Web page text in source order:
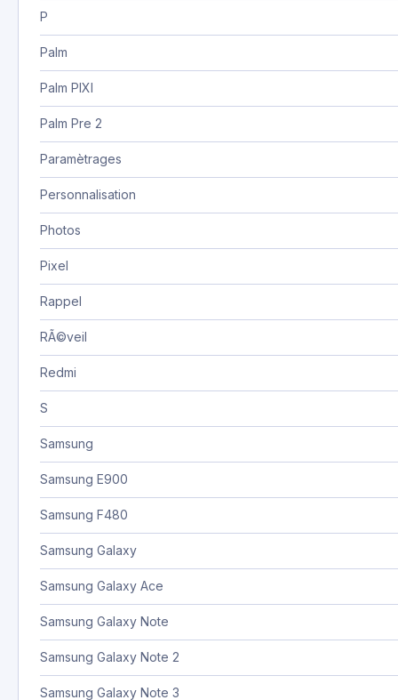
P
Palm
Palm PIXI
Palm Pre 2
Paramètrages
Personnalisation
Photos
Pixel
Rappel
RÃ©veil
Redmi
S
Samsung
Samsung E900
Samsung F480
Samsung Galaxy
Samsung Galaxy Ace
Samsung Galaxy Note
Samsung Galaxy Note 2
Samsung Galaxy Note 3